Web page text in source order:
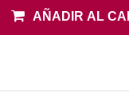
AÑADIR AL